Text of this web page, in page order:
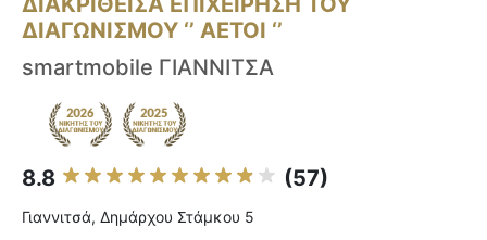
ΔΙΑΓΩΝΙΣΜΟΥ ‘’ ΑΕΤΟΙ ‘’
smartmobile ΓΙΑΝΝΙΤΣΑ
8.8 (57)
Γιαννιτσά, Δημάρχου Στάμκου 5